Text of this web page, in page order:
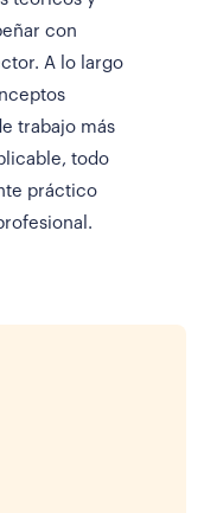
con
A lo largo
trabajo más
todo
práctico